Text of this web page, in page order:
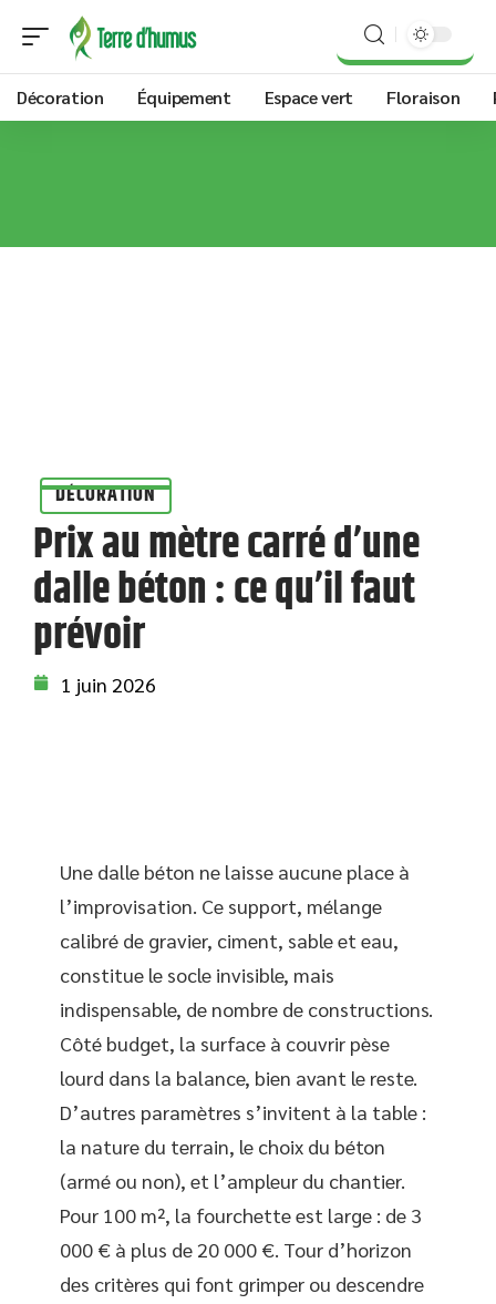
Décoration Équipement Espace vert Floraison
DÉCORATION
Prix au mètre carré d’une
dalle béton : ce qu’il faut
prévoir
1 juin 2026
Une dalle béton ne laisse aucune place à
l’improvisation. Ce support, mélange
calibré de gravier, ciment, sable et eau,
constitue le socle invisible, mais
indispensable, de nombre de constructions.
Côté budget, la surface à couvrir pèse
lourd dans la balance, bien avant le reste.
D’autres paramètres s’invitent à la table :
la nature du terrain, le choix du béton
(armé ou non), et l’ampleur du chantier.
Pour 100 m², la fourchette est large : de 3
000 € à plus de 20 000 €. Tour d’horizon
des critères qui font grimper ou descendre